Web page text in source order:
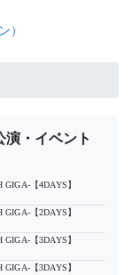
）
・イベント
【4DAYS】
【2DAYS】
【3DAYS】
【3DAYS】